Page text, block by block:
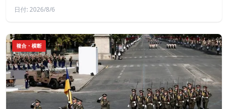
日付: 2026/8/6
複合・横断